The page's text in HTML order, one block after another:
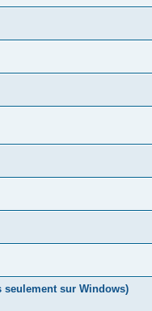
seulement sur Windows)